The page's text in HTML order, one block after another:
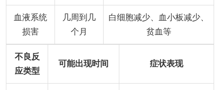
血液系统
损害
几周到几
个月
白细胞减少、血小板减少、
贫血等
不良反
应类型
可能出现时间 症状表现